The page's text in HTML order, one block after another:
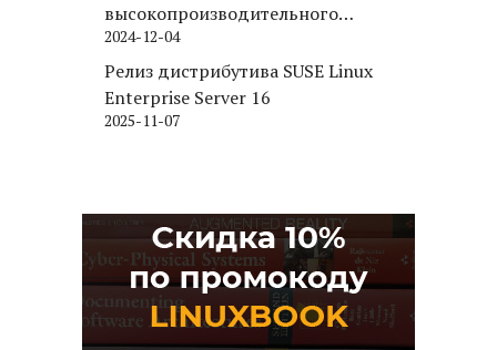
высокопроизводительного
движка хранения для PostgreSQL
2024-12-04
Релиз дистрибутива SUSE Linux
Enterprise Server 16
2025-11-07